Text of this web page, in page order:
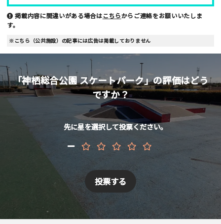
お名前 （非公開/任意）
メールアドレス （非公開/任意）
当サイトへメッセージなどございましたら
スパム防止のため「スケパ」と入力ください
掲載内容に間違いがある場合はこちらからご連絡をお願いいたしま
す。
※こちら（公共施設）の記事には広告は掲載しておりません
「神栖総合公園 スケートパーク」の評価はどう
ですか？
先に星を選択して投票ください。